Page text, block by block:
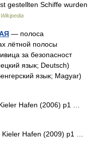
gestellten Schiffe wurden
— полоса
лётной полосы
за безопасност
язык; Deutsch)
язык; Magyar)
Hafen (2006) p1 …
Hafen (2009) p1 …